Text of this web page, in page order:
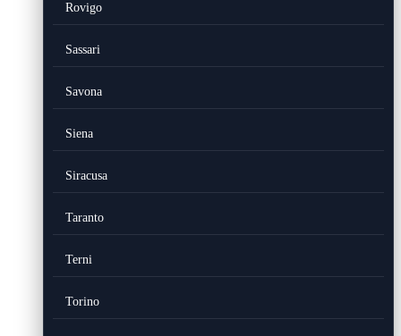
Rovigo
Sassari
Savona
Siena
Siracusa
Taranto
Terni
Torino